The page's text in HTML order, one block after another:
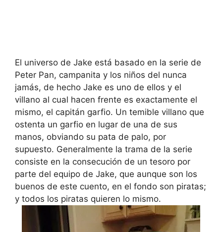
El universo de Jake está basado en la serie de
Peter Pan, campanita y los niños del nunca
jamás, de hecho Jake es uno de ellos y el
villano al cual hacen frente es exactamente el
mismo, el capitán garfio. Un temible villano que
ostenta un garfio en lugar de una de sus
manos, obviando su pata de palo, por
supuesto. Generalmente la trama de la serie
consiste en la consecución de un tesoro por
parte del equipo de Jake, que aunque son los
buenos de este cuento, en el fondo son piratas;
y todos los piratas quieren lo mismo.